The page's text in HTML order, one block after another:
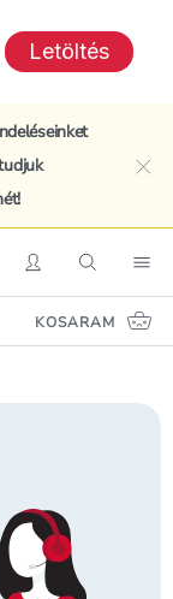
Letöltés
BelépésKeresés
KOSARAM